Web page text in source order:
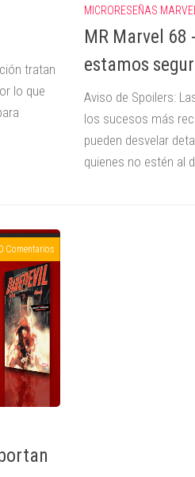
tratan
lo que
MICRORESEÑAS
MR Marvel 68
estamos
Aviso de Spoilers:
los sucesos más
pueden desvelar
quienes no estén al
0 Comentarios